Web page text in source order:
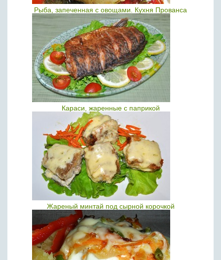
Рыба, запеченная с овощами. Кухня Прованса
Караси, жаренные с паприкой
Жареный минтай под сырной корочкой